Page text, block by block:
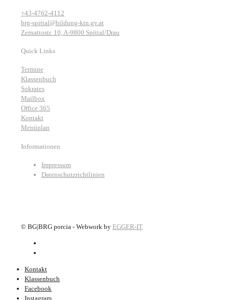
+43-4762-4112
brg-spittal@bildung-ktn.gv.at
Zernattostr. 10, A-9800 Spittal/Drau
Quick Links
Termine
Klassenbuch
Sokrates
Mailbox
Office 365
Kontakt
Menüplan
Informationen
Impressum
Datenschutzrichtlinien
© BG|BRG porcia - Webwork by EGGER-IT
Kontakt
Klassenbuch
Facebook
Instagram